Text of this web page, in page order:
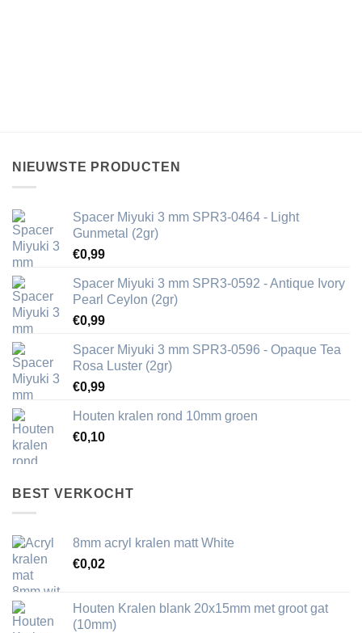
NIEUWSTE PRODUCTEN
Spacer Miyuki 3 mm SPR3-0464 - Light
Gunmetal (2gr)
€0,99
Spacer Miyuki 3 mm SPR3-0592 - Antique Ivory
Pearl Ceylon (2gr)
€0,99
Spacer Miyuki 3 mm SPR3-0596 - Opaque Tea
Rosa Luster (2gr)
€0,99
Houten kralen rond 10mm groen
€0,10
BEST VERKOCHT
8mm acryl kralen matt White
€0,02
Houten Kralen blank 20x15mm met groot gat
(10mm)